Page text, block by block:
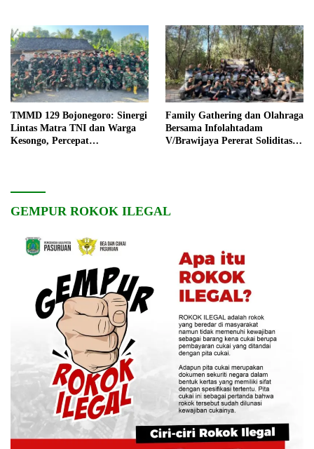
TMMD 129 Bojonegoro: Sinergi
Lintas Matra TNI dan Warga
Kesongo, Percepat
Family Gathering dan Olahraga
Bersama Infolahtadam
V/Brawijaya Pererat Soliditas
GEMPUR ROKOK ILEGAL